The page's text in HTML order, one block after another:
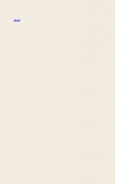
курс excel